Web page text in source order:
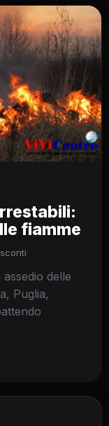
fiamme
delle
Puglia,